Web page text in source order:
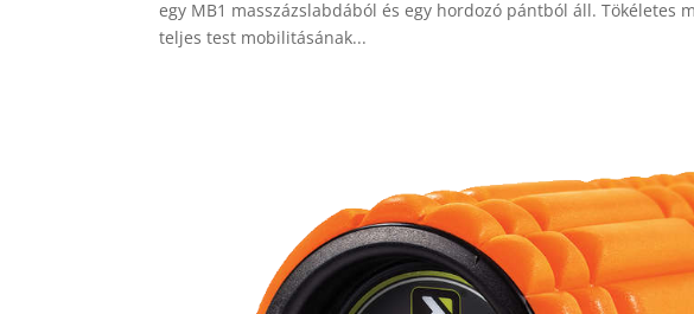
egy MB1 masszázslabdából és egy hordozó pántból áll. Tökéletes
teljes test mobilitásának...